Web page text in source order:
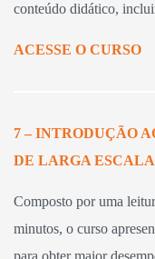
conteúdo didático,
ACESSE O CURSO
7 – INTRODUÇÃO
DE LARGA ESCALA
Composto por uma
minutos, o curso